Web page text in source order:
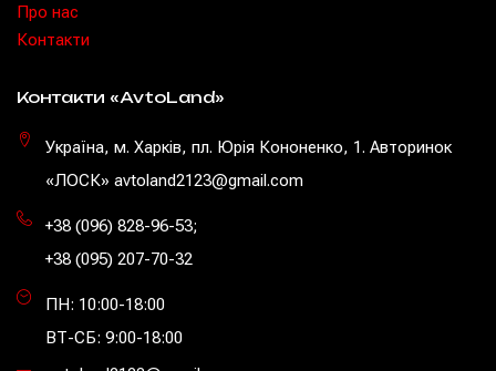
Про нас
Контакти
Контакти «AvtoLand»
Україна, м. Харків, пл. Юрія Кононенко, 1. Авторинок
«ЛОСК» avtoland2123@gmail.com
+38 (096) 828-96-53;
+38 (095) 207-70-32
ПН: 10:00-18:00
ВТ-СБ: 9:00-18:00